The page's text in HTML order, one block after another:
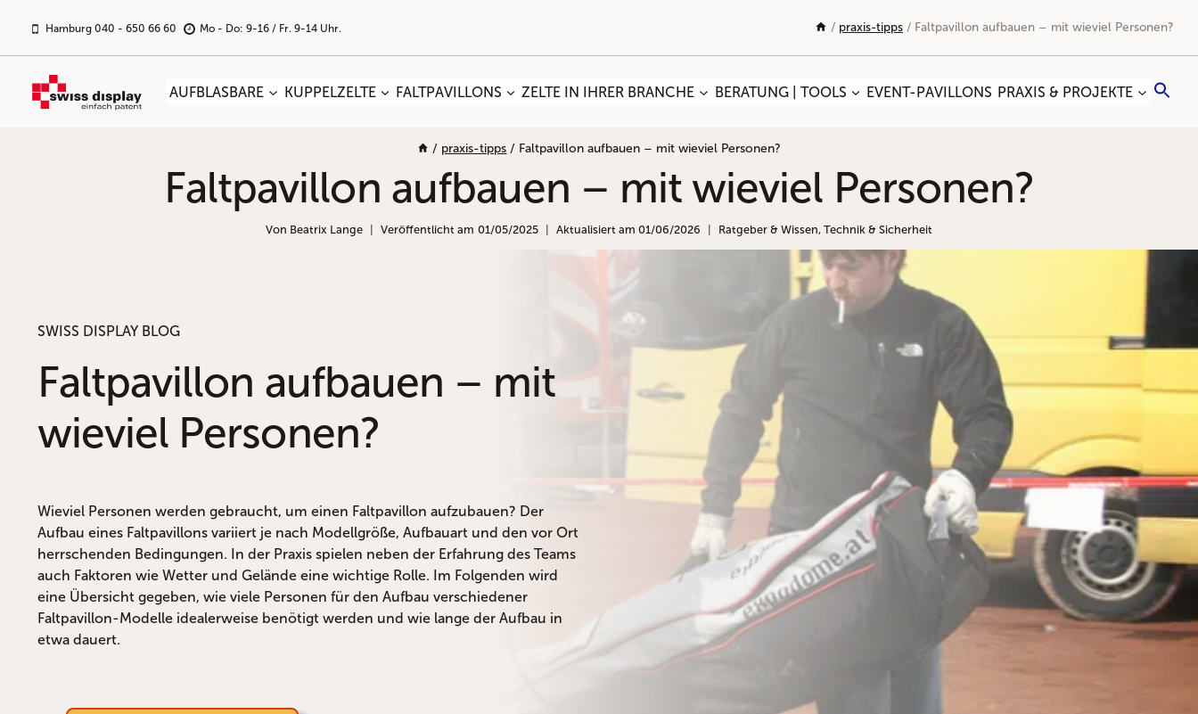
Inhalt
springen
Hamburg 040 - 650 66 60 Mo - Do: 9-16 / Fr. 9-14 Uhr. / praxis-tipps / Faltpavillon aufbauen – mit wieviel Personen?
AUFBLASBARE KUPPELZELTE FALTPAVILLONS ZELTE IN IHRER BRANCHE BERATUNG | TOOLS EVENT-PAVILLONS PRAXIS & PROJEKTE
/ praxis-tipps / Faltpavillon aufbauen – mit wieviel Personen?
Faltpavillon aufbauen – mit wieviel Personen?
Von Beatrix Lange Veröffentlicht am 01/05/2025 Aktualisiert am 01/06/2026 Ratgeber & Wissen, Technik & Sicherheit
SWISS DISPLAY BLOG
Faltpavillon aufbauen – mit
wieviel Personen?
Wieviel Personen werden gebraucht, um einen Faltpavillon aufzubauen? Der
Aufbau eines Faltpavillons variiert je nach Modellgröße, Aufbauart und den vor Ort
herrschenden Bedingungen. In der Praxis spielen neben der Erfahrung des Teams
auch Faktoren wie Wetter und Gelände eine wichtige Rolle. Im Folgenden wird
eine Übersicht gegeben, wie viele Personen für den Aufbau verschiedener
Faltpavillon-Modelle idealerweise benötigt werden und wie lange der Aufbau in
etwa dauert.